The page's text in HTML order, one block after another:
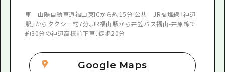
車 山陽自動車道福山東ICから約15分 公共 JR福塩線「神辺
駅」からタクシー約7分、JR福山駅から井笠バス福山-井原線で
約30分の神辺高校前下車、徒歩20分
Google Maps